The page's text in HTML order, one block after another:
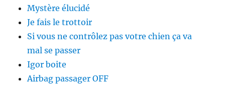
Mystère élucidé
Je fais le trottoir
Si vous ne contrôlez pas votre chien ça va
mal se passer
Igor boite
Airbag passager OFF